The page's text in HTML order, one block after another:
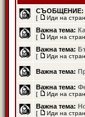
СЪОБЩЕНИЕ:
[ Иди на
Важна тема:
[ Иди на
Важна тема:
[ Иди на
Важна тема:
Важна тема:
[ Иди на
Важна тема:
[ Иди на